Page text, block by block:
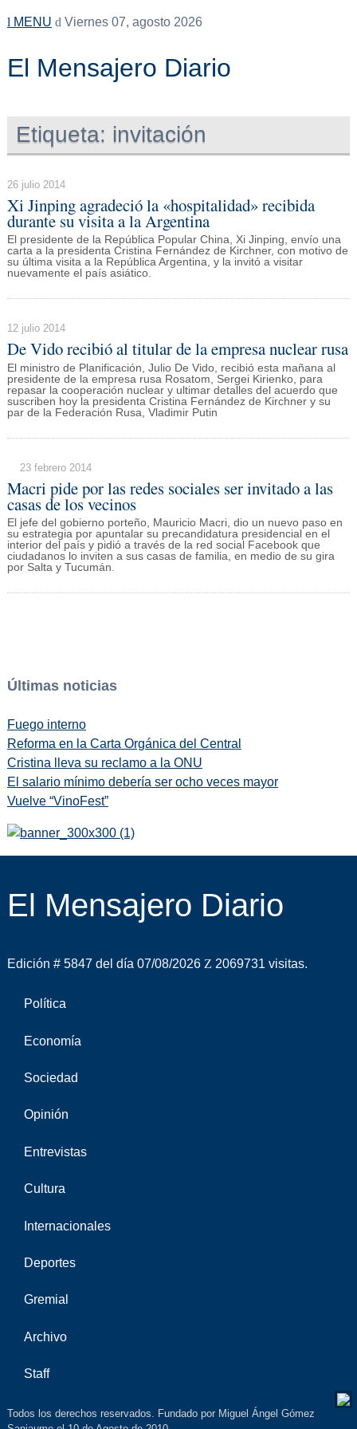
MENU Viernes 07, agosto 2026
El Mensajero Diario
Etiqueta: invitación
26 julio 2014
Xi Jinping agradeció la «hospitalidad» recibida
durante su visita a la Argentina
El presidente de la República Popular China, Xi Jinping, envío una
carta a la presidenta Cristina Fernández de Kirchner, con motivo de
su última visita a la República Argentina, y la invitó a visitar
nuevamente el país asiático.
12 julio 2014
De Vido recibió al titular de la empresa nuclear rusa
El ministro de Planificación, Julio De Vido, recibió esta mañana al
presidente de la empresa rusa Rosatom, Sergei Kirienko, para
repasar la cooperación nuclear y ultimar detalles del acuerdo que
suscriben hoy la presidenta Cristina Fernández de Kirchner y su
par de la Federación Rusa, Vladimir Putin
23 febrero 2014
Macri pide por las redes sociales ser invitado a las
casas de los vecinos
El jefe del gobierno porteño, Mauricio Macri, dio un nuevo paso en
su estrategia por apuntalar su precandidatura presidencial en el
interior del país y pidió a través de la red social Facebook que
ciudadanos lo inviten a sus casas de familia, en medio de su gira
por Salta y Tucumán.
Últimas noticias
Fuego interno
Reforma en la Carta Orgánica del Central
Cristina lleva su reclamo a la ONU
El salario mínimo debería ser ocho veces mayor
Vuelve “VinoFest”
El Mensajero Diario
Edición # 5847 del día 07/08/2026 2069731 visitas.
Política
Economía
Sociedad
Opinión
Entrevistas
Cultura
Internacionales
Deportes
Gremial
Archivo
Staff
Todos los derechos reservados. Fundado por Miguel Ángel Gómez